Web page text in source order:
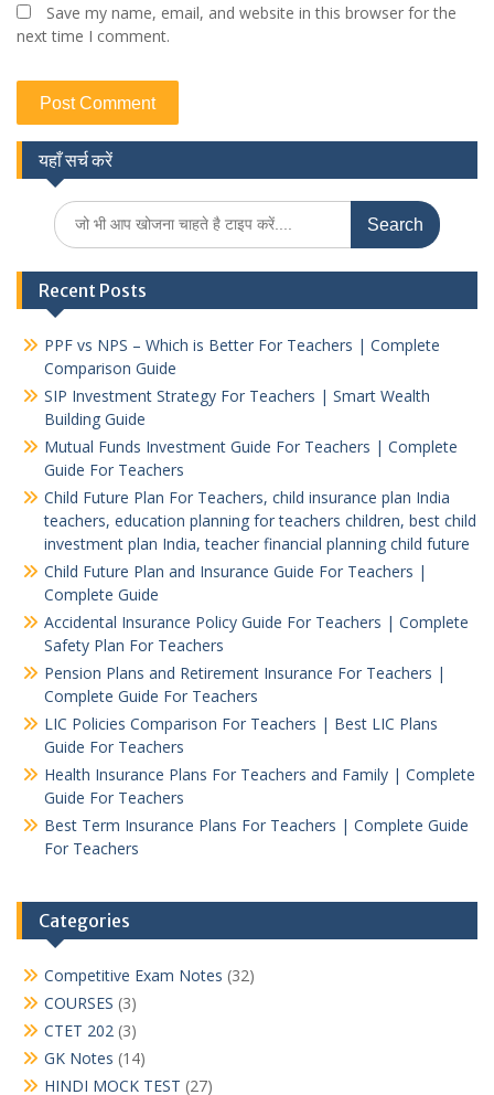
Save my name, email, and website in this browser for the
next time I comment.
यहाँ सर्च करें
Search
for:
Recent Posts
PPF vs NPS – Which is Better For Teachers | Complete
Comparison Guide
SIP Investment Strategy For Teachers | Smart Wealth
Building Guide
Mutual Funds Investment Guide For Teachers | Complete
Guide For Teachers
Child Future Plan For Teachers, child insurance plan India
teachers, education planning for teachers children, best child
investment plan India, teacher financial planning child future
Child Future Plan and Insurance Guide For Teachers |
Complete Guide
Accidental Insurance Policy Guide For Teachers | Complete
Safety Plan For Teachers
Pension Plans and Retirement Insurance For Teachers |
Complete Guide For Teachers
LIC Policies Comparison For Teachers | Best LIC Plans
Guide For Teachers
Health Insurance Plans For Teachers and Family | Complete
Guide For Teachers
Best Term Insurance Plans For Teachers | Complete Guide
For Teachers
Categories
Competitive Exam Notes (32)
COURSES (3)
CTET 202 (3)
GK Notes (14)
HINDI MOCK TEST (27)